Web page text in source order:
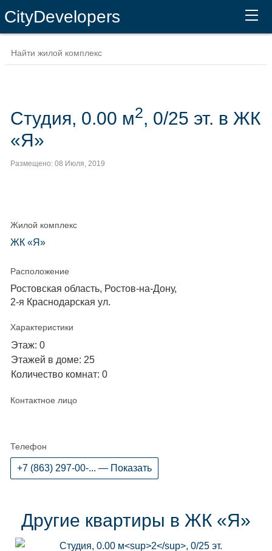
CityDevelopers
Студия, 0.00 м2, 0/25 эт. в ЖК
«Я»
Размещено: 08 Июля, 2019
Жилой комплекс
ЖК «Я»
Расположение
Ростовская область, Ростов-на-Дону,
2-я Краснодарская ул.
Характеристики
Этаж: 0
Этажей в доме: 25
Количество комнат: 0
Контактное лицо
Телефон
+7 (863) 297-00-... — Показать
Другие квартиры в ЖК «Я»